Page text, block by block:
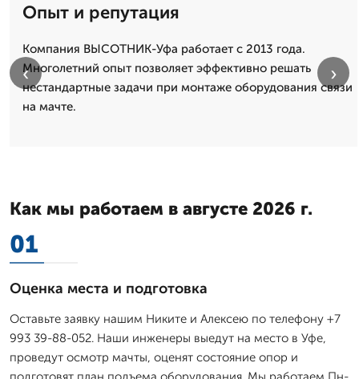
Опыт и репутация
Компания ВЫСОТНИК-Уфа работает с 2013 года.
Многолетний опыт позволяет эффективно решать
нестандартные задачи при монтаже оборудования связи
на мачте.
‹ ›
Как мы работаем в августе 2026 г.
01
Оценка места и подготовка
Оставьте заявку нашим Никите и Алексею по телефону +7
993 39-88-052. Наши инженеры выедут на место в Уфе,
проведут осмотр мачты, оценят состояние опор и